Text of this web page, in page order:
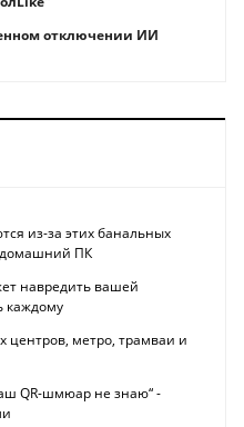
отключении ИИ
из-за этих банальных
домашний ПК
навредить вашей
каждому
центров, метро, трамваи и
QR-шмюар не знаю“ -